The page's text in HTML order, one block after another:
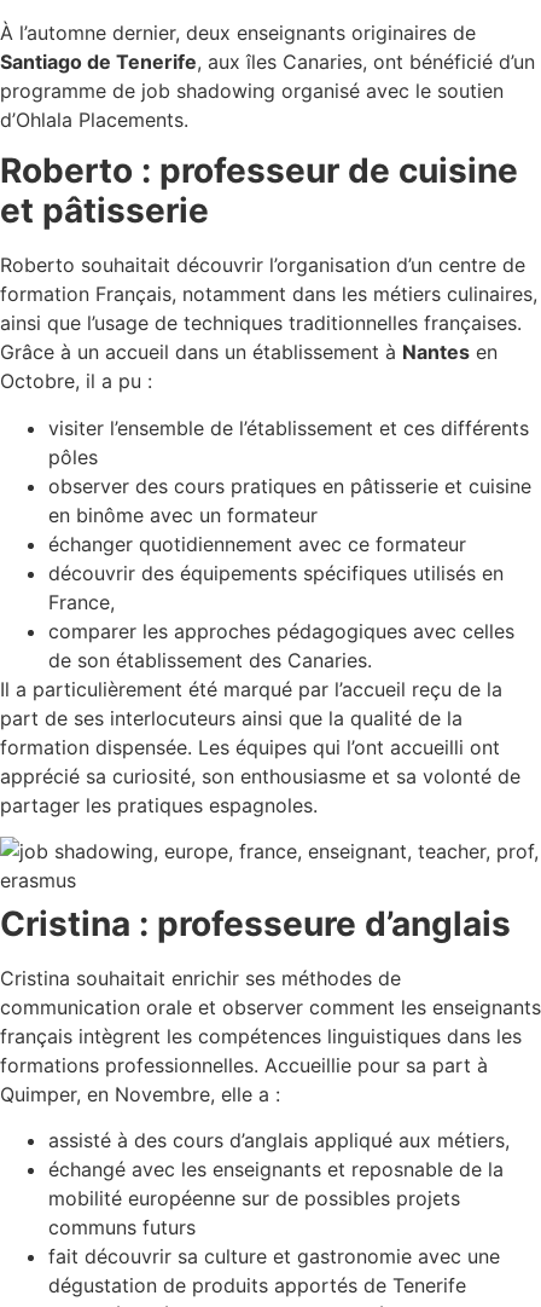
À l’automne dernier, deux enseignants originaires de
Santiago de Tenerife, aux îles Canaries, ont bénéficié d’un
programme de job shadowing organisé avec le soutien
d’Ohlala Placements.
Roberto : professeur de cuisine
et pâtisserie
Roberto souhaitait découvrir l’organisation d’un centre de
formation Français, notamment dans les métiers culinaires,
ainsi que l’usage de techniques traditionnelles françaises.
Grâce à un accueil dans un établissement à Nantes en
Octobre, il a pu :
visiter l’ensemble de l’établissement et ces différents
pôles
observer des cours pratiques en pâtisserie et cuisine
en binôme avec un formateur
échanger quotidiennement avec ce formateur
découvrir des équipements spécifiques utilisés en
France,
comparer les approches pédagogiques avec celles
de son établissement des Canaries.
Il a particulièrement été marqué par l’accueil reçu de la
part de ses interlocuteurs ainsi que la qualité de la
formation dispensée. Les équipes qui l’ont accueilli ont
apprécié sa curiosité, son enthousiasme et sa volonté de
partager les pratiques espagnoles.
Cristina : professeure d’anglais
Cristina souhaitait enrichir ses méthodes de
communication orale et observer comment les enseignants
français intègrent les compétences linguistiques dans les
formations professionnelles. Accueillie pour sa part à
Quimper, en Novembre, elle a :
assisté à des cours d’anglais appliqué aux métiers,
échangé avec les enseignants et reposnable de la
mobilité européenne sur de possibles projets
communs futurs
fait découvrir sa culture et gastronomie avec une
dégustation de produits apportés de Tenerife